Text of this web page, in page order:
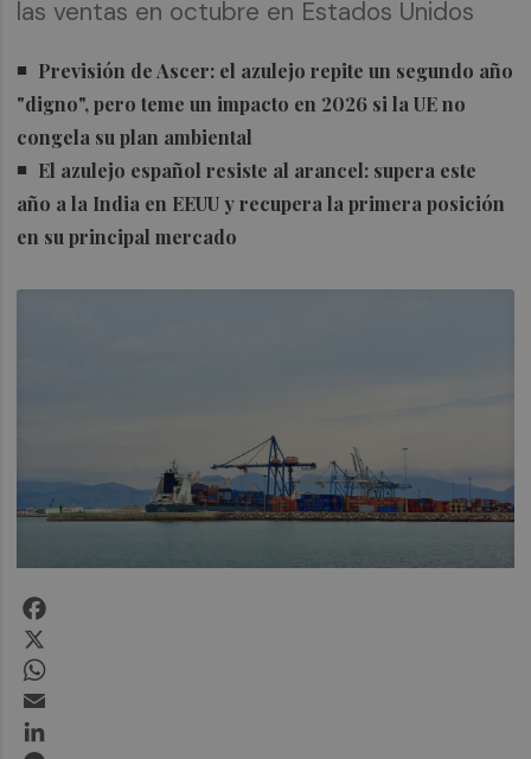
las ventas en octubre en Estados Unidos
Previsión de Ascer: el azulejo repite un segundo año
"digno", pero teme un impacto en 2026 si la UE no
congela su plan ambiental
El azulejo español resiste al arancel: supera este
año a la India en EEUU y recupera la primera posición
en su principal mercado